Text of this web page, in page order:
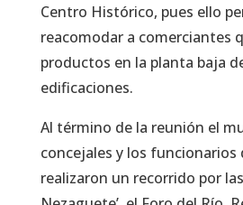
Centro Histórico, pues ello
reacomodar a comerciantes
productos en la planta baja
edificaciones.
Al término de la reunión el
concejales y los funcionarios
realizaron un recorrido por